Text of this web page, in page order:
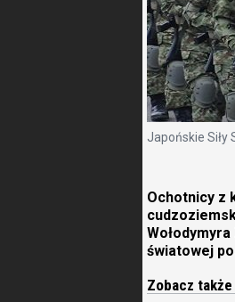
Japońskie Siły
Ochotnicy z
światowej
Zobacz także